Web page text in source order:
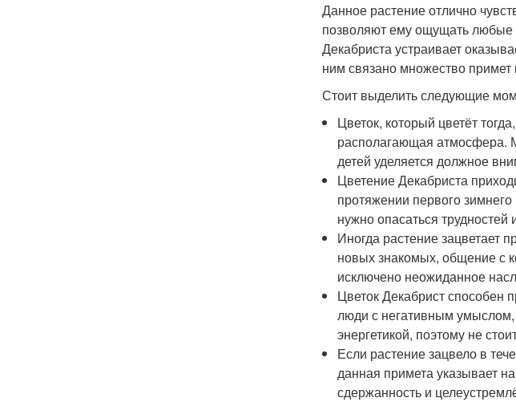
Данное растение отлично
позволяют ему ощущать любые
Декабриста устраивает
ним связано множество примет
Стоит выделить следующие
Цветок, который цветёт
располагающая атмосфера.
детей уделяется должное
Цветение Декабриста
протяжении первого
нужно опасаться трудностей
Иногда растение зацветает
новых знакомых, общение с
исключено неожиданное
Цветок Декабрист способен
люди с негативным умыслом,
энергетикой, поэтому не
Если растение зацвело в
данная примета указывает
сдержанность и